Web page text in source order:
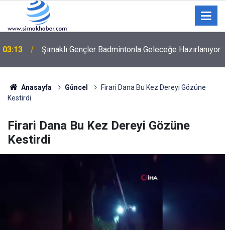
03:13 Şırnaklı Gençler Badmintonla Geleceğe Hazırlanıyor
02:29
geçirildi
Anasayfa Güncel
Firari Dana Bu Kez Dereyi Gözüne
Kestirdi
Firari Dana Bu Kez Dereyi Gözüne
Kestirdi